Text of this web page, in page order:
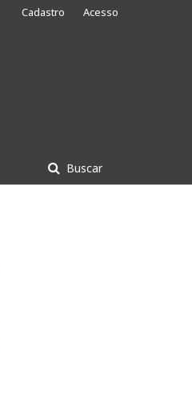
Buscar
Cadastro Acesso